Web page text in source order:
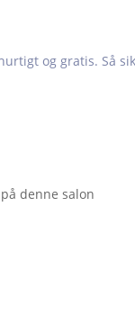
og gratis. Så
på denne